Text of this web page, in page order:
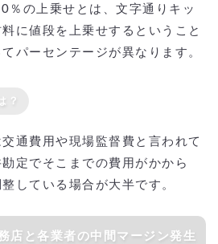
％の上乗せとは、文字通りキッ
に値段を上乗せするということ
パーセンテージが異なります。
？
通費用や現場監督費と言われて
定でそこまでの費用がかから
している場合が大半です。